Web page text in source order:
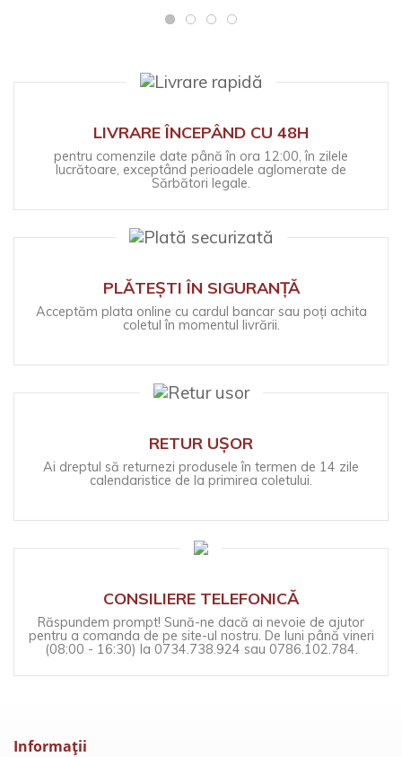
LIVRARE ÎNCEPÂND CU 48H
pentru comenzile date până în ora 12:00, în zilele
lucrătoare, exceptând perioadele aglomerate de
Sărbători legale.
PLĂTEȘTI ÎN SIGURANȚĂ
Acceptăm plata online cu cardul bancar sau poți achita
coletul în momentul livrării.
RETUR UȘOR
Ai dreptul să returnezi produsele în termen de 14 zile
calendaristice de la primirea coletului.
CONSILIERE TELEFONICĂ
Răspundem prompt! Sună-ne dacă ai nevoie de ajutor
pentru a comanda de pe site-ul nostru. De luni până vineri
(08:00 - 16:30) la 0734.738.924 sau 0786.102.784.
Informaţii